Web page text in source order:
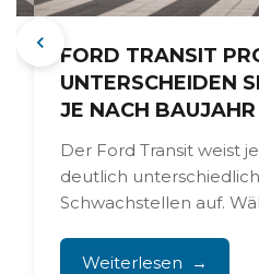
FORD TRANSIT
UNTERSCHEIDEN
JE NACH BAUJAHR
Der Ford Transit weist
deutlich
Schwachstellen auf.
Karosserieverschleiß zu...
Weiterlesen